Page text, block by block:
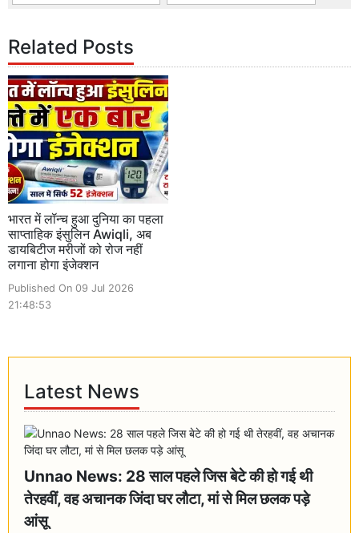
Related Posts
भारत में लॉन्च हुआ दुनिया का पहला
साप्ताहिक इंसुलिन Awiqli, अब
डायबिटीज मरीजों को रोज नहीं
लगाना होगा इंजेक्शन
Published On 09 Jul 2026
21:48:53
Latest News
Unnao News: 28 साल पहले जिस बेटे की हो गई थी
तेरहवीं, वह अचानक जिंदा घर लौटा, मां से मिल छलक पड़े
आंसू